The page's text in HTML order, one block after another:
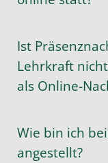
Ist
Lehrkraft
als Online-
Wie bin ich
angestellt?